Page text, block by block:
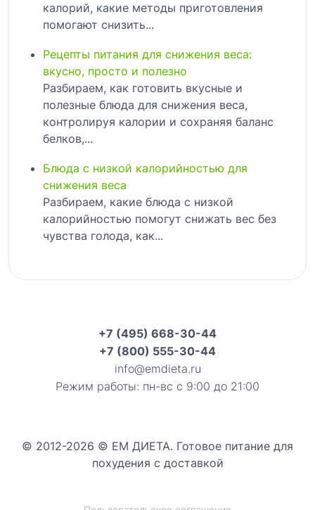
калорий, какие методы приготовления
помогают снизить...
Рецепты питания для снижения веса:
вкусно, просто и полезно
Разбираем, как готовить вкусные и
полезные блюда для снижения веса,
контролируя калории и сохраняя баланс
белков,...
Блюда с низкой калорийностью для
снижения веса
Разбираем, какие блюда с низкой
калорийностью помогут снижать вес без
чувства голода, как...
+7 (495) 668-30-44
+7 (800) 555-30-44
info@emdieta.ru
Режим работы: пн-вс с 9:00 до 21:00
© 2012-2026 © ЕМ ДИЕТА. Готовое питание для
похудения с доставкой